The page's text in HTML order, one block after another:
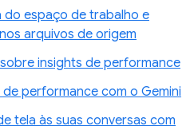
espaço de trabalho e
arquivos de origem
insights de performance
performance com o Gemini
tela às suas conversas com